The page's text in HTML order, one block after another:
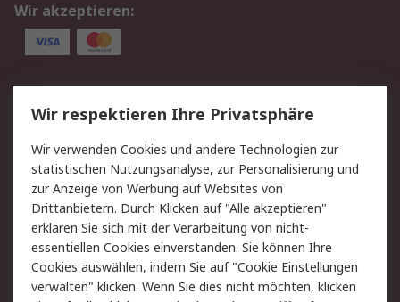
Wir akzeptieren:
Service
Value Added Services
Lieferlösungen
Rücksendungen
Kontakt
Hilfe
Privatkunden
Rechtliches
AGB
Datenschutz
Cookie-Richtlinie
Zahlungsbedingungen
Wir respektieren Ihre Privatsphäre
Wir verwenden Cookies und andere Technologien zur
statistischen Nutzungsanalyse, zur Personalisierung und
zur Anzeige von Werbung auf Websites von
Drittanbietern. Durch Klicken auf "Alle akzeptieren"
erklären Sie sich mit der Verarbeitung von nicht-
essentiellen Cookies einverstanden. Sie können Ihre
Cookies auswählen, indem Sie auf "Cookie Einstellungen
verwalten" klicken. Wenn Sie dies nicht möchten, klicken